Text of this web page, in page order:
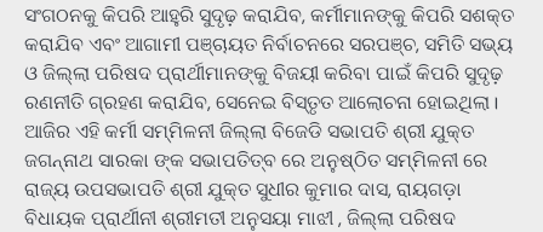
ସଂଗଠନକୁ କିପରି ଆହୁରି ସୁଦୃଢ଼ କରାଯିବ, କର୍ମୀମାନଙ୍କୁ କିପରି ସଶକ୍ତ
କରାଯିବ ଏବଂ ଆଗାମୀ ପଞ୍ଚାୟତ ନିର୍ବାଚନରେ ସରପଞ୍ଚ, ସମିତି ସଭ୍ୟ
ଓ ଜିଲ୍ଲା ପରିଷଦ ପ୍ରାର୍ଥୀମାନଙ୍କୁ ବିଜୟୀ କରିବା ପାଇଁ କିପରି ସୁଦୃଢ଼
ରଣନୀତି ଗ୍ରହଣ କରାଯିବ, ସେନେଇ ବିସ୍ତୃତ ଆଲୋଚନା ହୋଇଥିଲା।
ଆଜିର ଏହି କର୍ମୀ ସମ୍ମିଳନୀ ଜିଲ୍ଲା ବିଜେଡି ସଭାପତି ଶ୍ରୀ ଯୁକ୍ତ
ଜଗନ୍ନାଥ ସାରକା ଙ୍କ ସଭାପତିତ୍ବ ରେ ଅନୁଷ୍ଠିତ ସମ୍ମିଳନୀ ରେ
ରାଜ୍ୟ ଉପସଭାପତି ଶ୍ରୀ ଯୁକ୍ତ ସୁଧୀର କୁମାର ଦାସ, ରାୟଗଡ଼ା
ବିଧାୟକ ପ୍ରାର୍ଥୀନୀ ଶ୍ରୀମତୀ ଅନୁସୟା ମାଝୀ , ଜିଲ୍ଲା ପରିଷଦ